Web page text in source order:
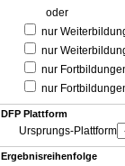
oder
nur
nur
nur
nur
DFP Plattform
Ursprungs-Plattform
Ergebnisreihenfolge